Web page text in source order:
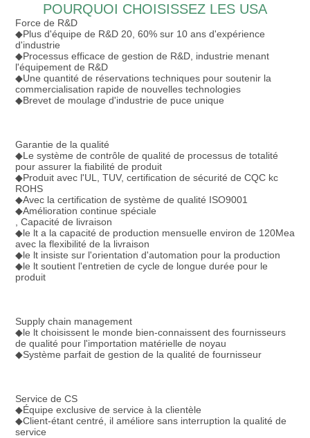
POURQUOI CHOISISSEZ LES USA
Force de R&D
◆Plus d'équipe de R&D 20, 60% sur 10 ans d'expérience
d'industrie
◆Processus efficace de gestion de R&D, industrie menant
l'équipement de R&D
◆Une quantité de réservations techniques pour soutenir la
commercialisation rapide de nouvelles technologies
◆Brevet de moulage d'industrie de puce unique
Garantie de la qualité
◆Le système de contrôle de qualité de processus de totalité
pour assurer la fiabilité de produit
◆Produit avec l'UL, TUV, certification de sécurité de CQC kc
ROHS
◆Avec la certification de système de qualité ISO9001
◆Amélioration continue spéciale
, Capacité de livraison
◆le lt a la capacité de production mensuelle environ de 120Mea
avec la flexibilité de la livraison
◆le lt insiste sur l'orientation d'automation pour la production
◆le lt soutient l'entretien de cycle de longue durée pour le
produit
Supply chain management
◆le lt choisissent le monde bien-connaissent des fournisseurs
de qualité pour l'importation matérielle de noyau
◆Système parfait de gestion de la qualité de fournisseur
Service de CS
◆Équipe exclusive de service à la clientèle
◆Client-étant centré, il améliore sans interruption la qualité de
service